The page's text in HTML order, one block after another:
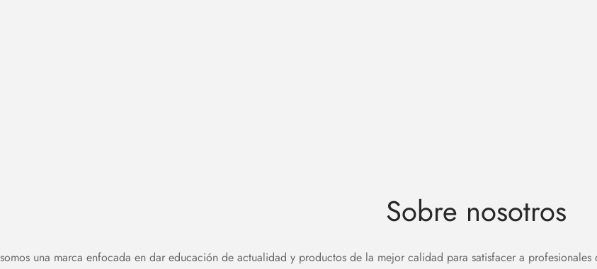
Sobre nosotros
somos una marca enfocada en dar educación de actualidad y productos de la mejor calidad para satisfacer a